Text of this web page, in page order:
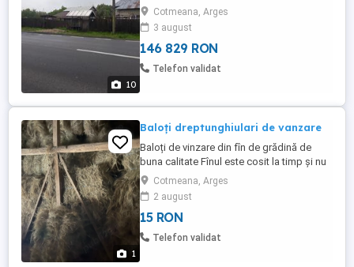
10
JUDEȚ ARGEȘ , LA DRUMUL EUROPEAN ,
DESCHIDERE STRADALĂ 40m. IN
SPATELE TERENULUI ESTE ȘI PĂDURE .
FACILITĂȚI , CURENT , APĂ . SE POATE
VINDE ÎNTREG SAU SE POATE ȘI PARCELA
Cotmeana, Arges
3 august
146 829 RON
Telefon validat
1
Baloți dreptunghiulari de vanzare
Baloți de vinzare din fîn de grădină de
buna calitate Fînul este cosit la timp și nu
a fost plouat La cantitate m ai mare prețul
se negociază.
Cotmeana, Arges
2 august
15 RON
Telefon validat